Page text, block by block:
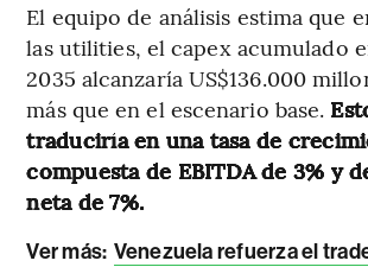
El equipo de análisis estima que
las utilities, el capex acumulado
2035 alcanzaría US$136.000
más que en el escenario base.
traduciría en una tasa de
compuesta de EBITDA de 3% y
neta de 7%.
Ver más: Venezuela refuerza el